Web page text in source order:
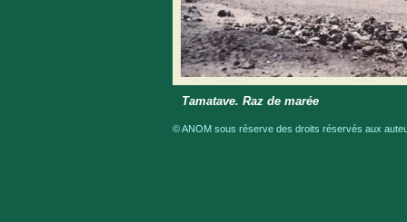
Tamatave. Raz de marée
© ANOM sous réserve des droits réservés aux